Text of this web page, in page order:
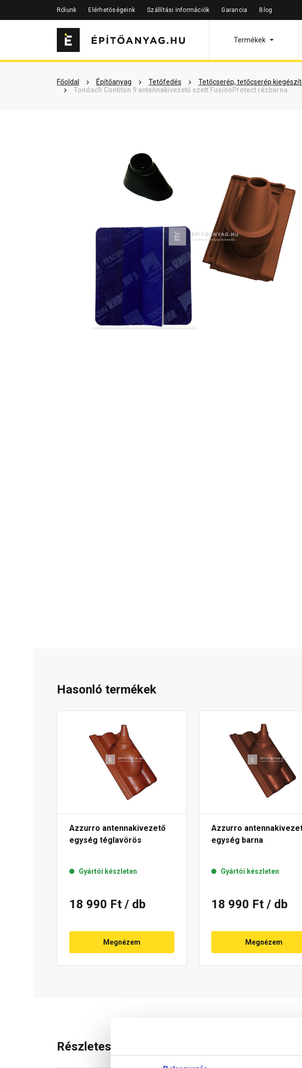
Rólunk Elérhetőségeink Szállítási információk Garancia Blog
Termékek
Főoldal Építőanyag Tetőfedés Tetőcserép, tetőcserép
Tondach Contiton 9 antennakivezető szett FusionProtect rézbarna
Szükséged lehet rá Részletes leírás
Hasonló termékek
Azzurro antennakivezető
egység téglavörös
Gyártói készleten
18 990 Ft / db
Megnézem
Azzurro
egység barna
Gyártói készleten
18 990 Ft / db
Megnézem
Részletes leírás